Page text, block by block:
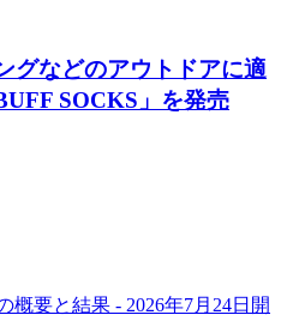
グなどのアウトドアに適
SOCKS」を発売